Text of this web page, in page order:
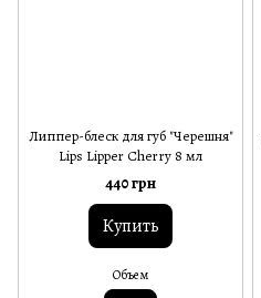
Липпер-блеск для губ "Черешня"
Lips Lipper Cherry 8 мл
440 грн
Купить
Объем